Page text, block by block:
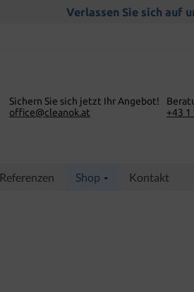
Verlassen Sie sich auf
Sichern Sie sich jetzt Ihr Angebot!
office@cleanok.at
+43 1
Referenzen Shop Kontakt